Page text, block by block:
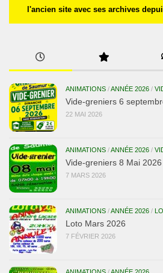
l'ancien site avec ses archives
ANIMATIONS /ANNÉE 2026 /
Vide-greniers 6
22 MAI 2026
ANIMATIONS /ANNÉE 2026 /
Vide-greniers 8 Mai 2026
7 MARS 2026
ANIMATIONS /ANNÉE 2026 /
Loto Mars 2026
7 FÉVRIER 2026
ANIMATIONS / ANNÉE 2026